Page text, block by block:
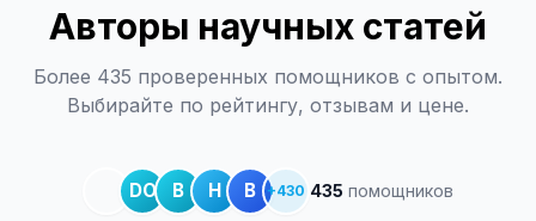
Авторы научных статей
Более 435 проверенных помощников с опытом.
Выбирайте по рейтингу, отзывам и цене.
DO В Н В +430 435 помощников